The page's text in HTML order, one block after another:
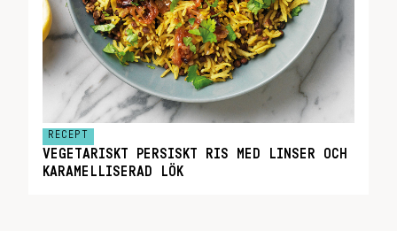
RECEPT
VEGETARISKT PERSISKT RIS MED LINSER OCH
KARAMELLISERAD LÖK